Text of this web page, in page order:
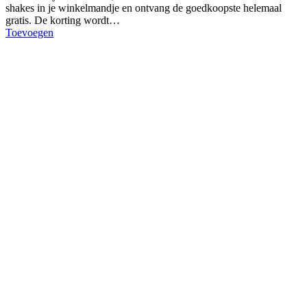
shakes in je winkelmandje en ontvang de goedkoopste helemaal
gratis. De korting wordt…
Toevoegen